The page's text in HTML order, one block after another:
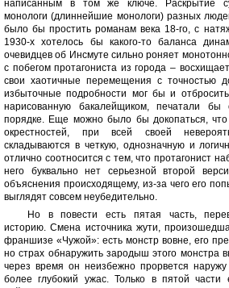
написанным в том же ключе. Раскрытие
монологи (длиннейшие монологи) разных
было бы простить романам века 18-го, с
1930-х хотелось бы какого-то баланса
очевидцев об Инсмуте сильно роняет
с побегом протагониста из города –
свои хаотичные перемещения с точностью
избыточные подробности мог бы и
нарисованную бакалейщиком, печатали бы
порядке. Еще можно было бы докопаться, что
окрестностей, при всей своей
складываются в четкую, однозначную и
отлично соотносится с тем, что протагонист
него буквально нет серьезной второй
объяснения происходящему, из-за чего его
выглядят совсем неубедительно.
Но в повести есть пятая часть,
историю. Смена источника жути,
франшизе «Чужой»: есть монстр вовне, его
но страх обнаружить зародыш этого монстра
через время он неизбежно прорвется
более глубокий ужас. Только в пятой